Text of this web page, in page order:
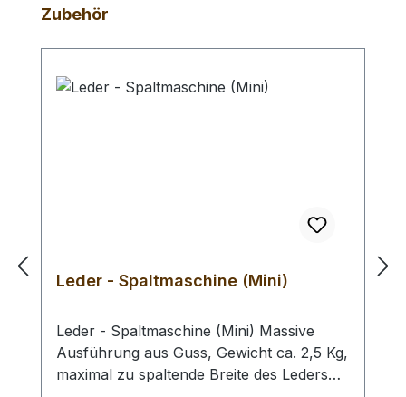
Produktgalerie überspringen
Zubehör
Leder - Spaltmaschine (Mini)
Leder - Spaltmaschine (Mini) Massive
Ausführung aus Guss, Gewicht ca. 2,5 Kg,
maximal zu spaltende Breite des Leders